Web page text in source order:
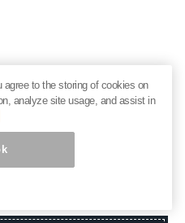
は買いか？AI特需の行方
臣
？長期投資家が見るべ
資リスク＝栫井駿介
か？仕手株説をどう見る
agree to the storing of cookies on
analyze site usage, and assist in